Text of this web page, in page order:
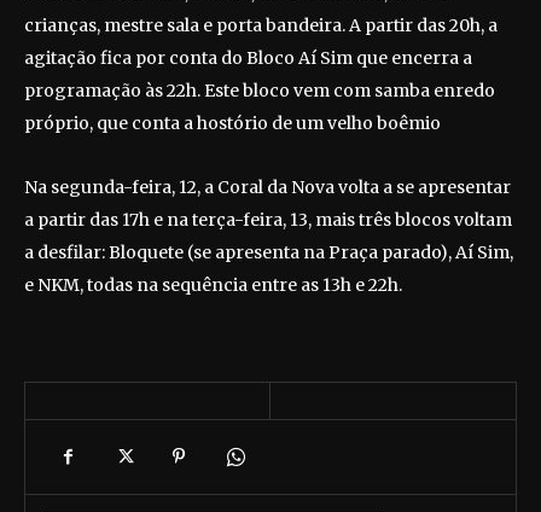
crianças, mestre sala e porta bandeira. A partir das 20h, a
agitação fica por conta do Bloco Aí Sim que encerra a
programação às 22h. Este bloco vem com samba enredo
próprio, que conta a hostório de um velho boêmio
Na segunda-feira, 12, a Coral da Nova volta a se apresentar
a partir das 17h e na terça-feira, 13, mais três blocos voltam
a desfilar: Bloquete (se apresenta na Praça parado), Aí Sim,
e NKM, todas na sequência entre as 13h e 22h.